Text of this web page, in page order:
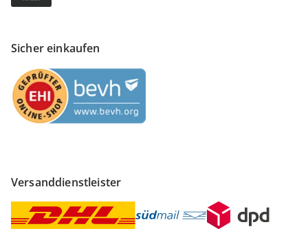
Sicher einkaufen
Versanddienstleister